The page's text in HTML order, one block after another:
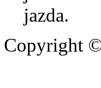
jazda.
Copyright